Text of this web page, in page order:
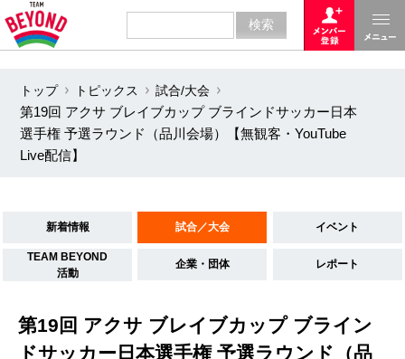
トップ トピックス
試合/大会
第19回 アクサ ブレイブカップ ブラインドサッカー日本
選手権 予選ラウンド（品川会場）【無観客・YouTube
Live配信】
新着情報 試合／大会 イベント
TEAM BEYOND
活動
企業・団体 レポート
第19回 アクサ ブレイブカップ ブライン
ドサッカー日本選手権 予選ラウンド（品